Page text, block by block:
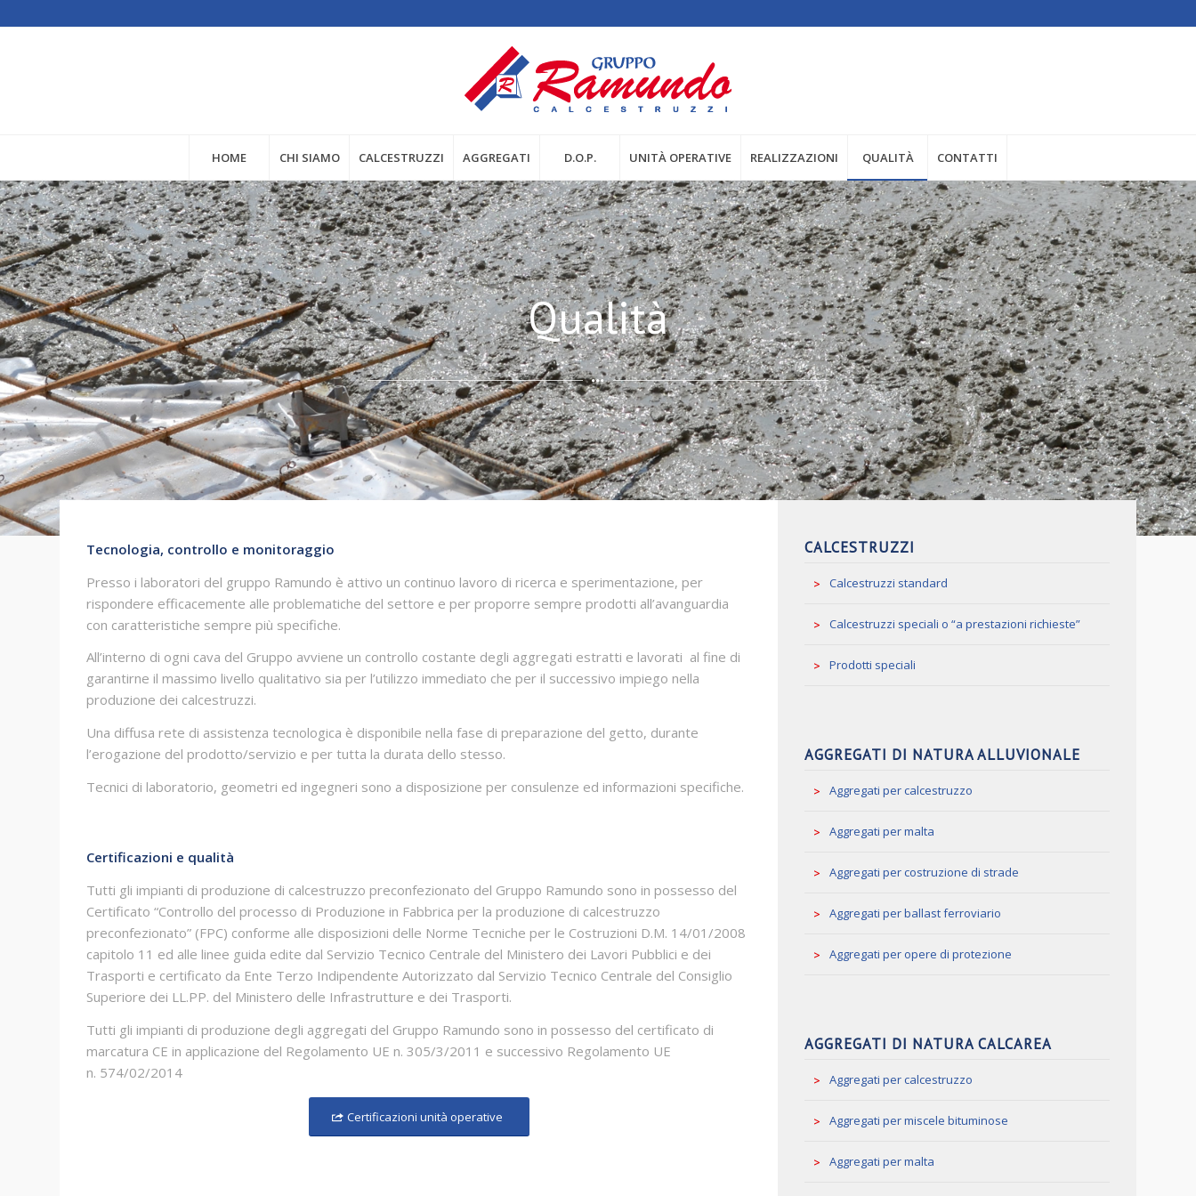
HOME CHI SIAMO CALCESTRUZZI AGGREGATI D.O.P. UNITÀ OPERATIVE REALIZZAZIONI QUALITÀ CONTATTI
Qualità
Tecnologia, controllo e monitoraggio
Presso i laboratori del gruppo Ramundo è attivo un continuo lavoro di ricerca e sperimentazione, per
rispondere efficacemente alle problematiche del settore e per proporre sempre prodotti all’avanguardia
con caratteristiche sempre più specifiche.
All’interno di ogni cava del Gruppo avviene un controllo costante degli aggregati estratti e lavorati al fine di
garantirne il massimo livello qualitativo sia per l’utilizzo immediato che per il successivo impiego nella
produzione dei calcestruzzi.
Una diffusa rete di assistenza tecnologica è disponibile nella fase di preparazione del getto, durante
l’erogazione del prodotto/servizio e per tutta la durata dello stesso.
Tecnici di laboratorio, geometri ed ingegneri sono a disposizione per consulenze ed informazioni specifiche.
Certificazioni e qualità
Tutti gli impianti di produzione di calcestruzzo preconfezionato del Gruppo Ramundo sono in possesso del
Certificato “Controllo del processo di Produzione in Fabbrica per la produzione di calcestruzzo
preconfezionato” (FPC) conforme alle disposizioni delle Norme Tecniche per le Costruzioni D.M. 14/01/2008
capitolo 11 ed alle linee guida edite dal Servizio Tecnico Centrale del Ministero dei Lavori Pubblici e dei
Trasporti e certificato da Ente Terzo Indipendente Autorizzato dal Servizio Tecnico Centrale del Consiglio
Superiore dei LL.PP. del Ministero delle Infrastrutture e dei Trasporti.
Tutti gli impianti di produzione degli aggregati del Gruppo Ramundo sono in possesso del certificato di
marcatura CE in applicazione del Regolamento UE n. 305/3/2011 e successivo Regolamento UE
n. 574/02/2014
Certificazioni unità operative
CALCESTRUZZI
Calcestruzzi standard
Calcestruzzi speciali o “a prestazioni richieste”
Prodotti speciali
AGGREGATI DI NATURA ALLUVIONALE
Aggregati per calcestruzzo
Aggregati per malta
Aggregati per costruzione di strade
Aggregati per ballast ferroviario
Aggregati per opere di protezione
AGGREGATI DI NATURA CALCAREA
Aggregati per calcestruzzo
Aggregati per miscele bituminose
Aggregati per malta